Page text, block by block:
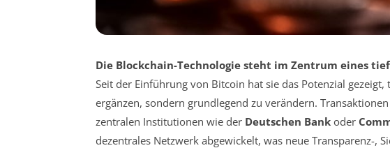
Die Blockchain-Technologie steht im Zentrum eines
Seit der Einführung von Bitcoin hat sie das Potenzial
ergänzen, sondern grundlegend zu verändern.
zentralen Institutionen wie der Deutschen Bank oder
dezentrales Netzwerk abgewickelt, was neue Transparenz-,